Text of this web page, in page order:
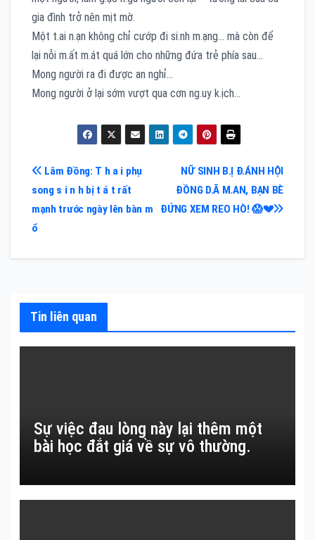
gia đình trở nên mịt mờ.
Một t.ai n.ạn không chỉ cướp đi si.nh m.ạng… mà còn để
lại nỗi m.ất m.át quá lớn cho những đứa trẻ phía sau…
Mong người ra đi được an nghỉ…
Mong người ở lại sớm vượt qua cơn ng.uy k.ịch…
Điều
hướng
bài
viết
NỮ SINH B.Ị Đ.ÁNH HỘI
ĐỒNG D.Ã M.AN, BẠN BÈ
ĐỨNG XEM REO HÒ! 😱💔
Lâm Đồng: T h a i phụ
song s i n h bị t á t rất
mạnh trước ngày lên bàn m
ổ
Tin liên quan
Sự việc đau lòng này lại thêm một
bài học đắt giá về sự vô thường.